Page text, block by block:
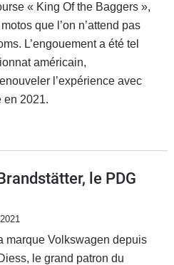
« King Of the Baggers »,
que l’on n’attend pas
L’engouement a été tel
américain,
l’expérience avec
en 2021.
le PDG
marque Volkswagen depuis
le grand patron du